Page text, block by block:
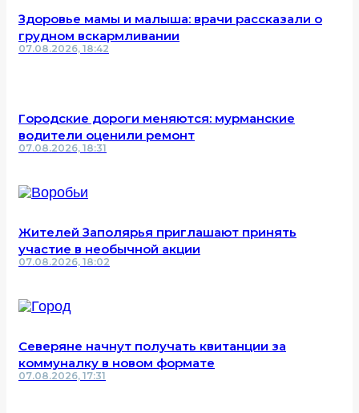
Здоровье мамы и малыша: врачи рассказали о
грудном вскармливании
07.08.2026, 18:42
Городские дороги меняются: мурманские
водители оценили ремонт
07.08.2026, 18:31
Жителей Заполярья приглашают принять
участие в необычной акции
07.08.2026, 18:02
Северяне начнут получать квитанции за
коммуналку в новом формате
07.08.2026, 17:31